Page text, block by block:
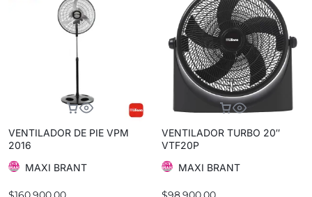
VENTILADOR DE PIE VPM
2016
MAXI BRANT
VENTILADOR TURBO 20″
VTF20P
MAXI BRANT